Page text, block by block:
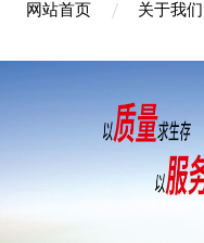
网站首页 关于我们